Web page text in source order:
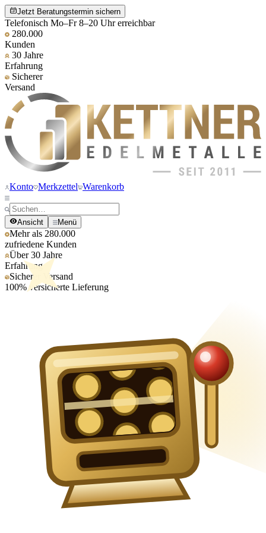
Jetzt Beratungstermin sichern
Telefonisch Mo–Fr 8–20 Uhr erreichbar
280.000
Kunden
30 Jahre
Erfahrung
Sicherer
Versand
Konto Merkzettel Warenkorb
Ansicht Menü
Mehr als 280.000
zufriedene Kunden
Über 30 Jahre
Erfahrung
Sicherer Versand
100% versicherte Lieferung